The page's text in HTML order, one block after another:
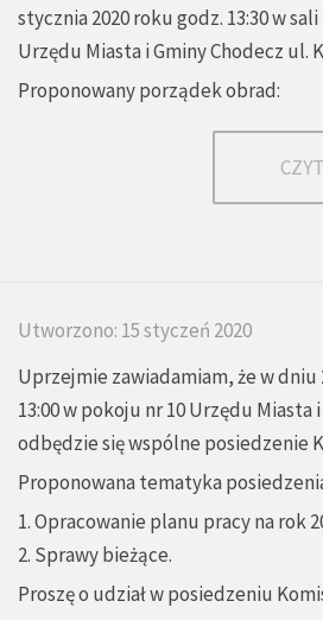
stycznia 2020 roku godz. 13:30 w
Urzędu Miasta i Gminy Chodecz ul.
Proponowany porządek obrad:
Utworzono: 15 styczeń 2020
Uprzejmie zawiadamiam, że w dniu
13:00 w pokoju nr 10 Urzędu Miasta
odbędzie się wspólne posiedzenie
Proponowana tematyka
1. Opracowanie planu pracy na rok
2. Sprawy bieżące.
Proszę o udział w posiedzeniu